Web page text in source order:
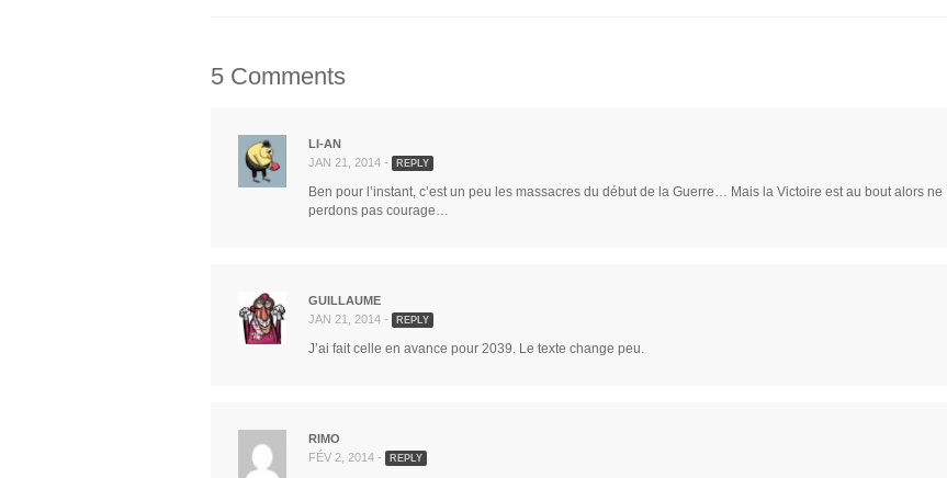
5 Comments
LI-AN
JAN 21, 2014 -
REPLY
Ben pour l’instant, c’est un peu les massacres du début de la Guerre… Mais la Victoire est au bout alors ne
perdons pas courage…
GUILLAUME
JAN 21, 2014 -
REPLY
J’ai fait celle en avance pour 2039. Le texte change peu.
RIMO
FÉV 2, 2014 -
REPLY